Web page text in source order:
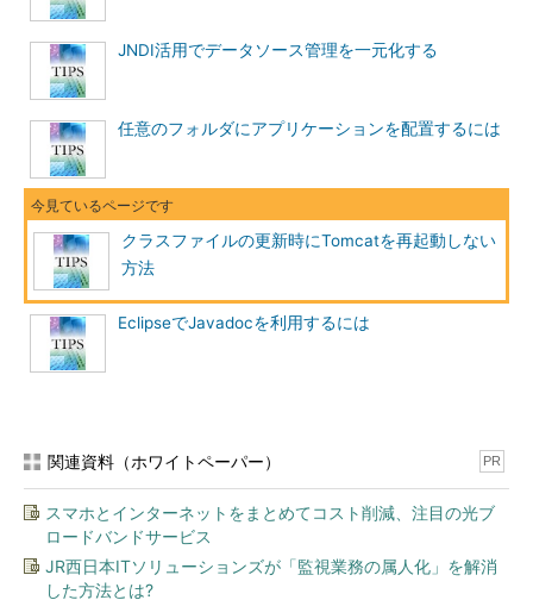
JNDI活用でデータソース管理を一元化する
任意のフォルダにアプリケーションを配置するには
クラスファイルの更新時にTomcatを再起動しない
方法
EclipseでJavadocを利用するには
関連資料（ホワイトペーパー） PR
スマホとインターネットをまとめてコスト削減、注目の光ブ
ロードバンドサービス
JR西日本ITソリューションズが「監視業務の属人化」を解消
した方法とは?